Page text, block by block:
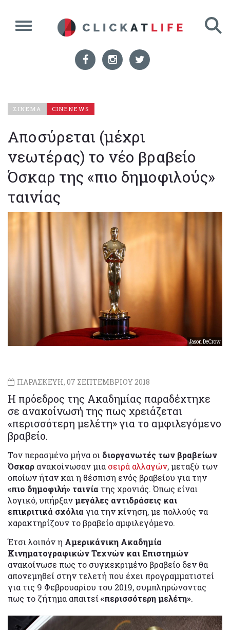
ΣΙΝΕΜΑ CINENEWS
Αποσύρεται (μέχρι
νεωτέρας) το νέο βραβείο
Όσκαρ της «πιο δημοφιλούς»
ταινίας
Jason DeCrow
ΠΑΡΑΣΚΕΥΗ, 07 ΣΕΠΤΕΜΒΡΙΟΥ 2018
Η πρόεδρος της Ακαδημίας παραδέχτηκε
σε ανακοίνωσή της πως χρειάζεται
«περισσότερη μελέτη» για το αμφιλεγόμενο
βραβείο.
Τον περασμένο μήνα οι διοργανωτές των βραβείων
Όσκαρ ανακοίνωσαν μια σειρά αλλαγών, μεταξύ των
οποίων ήταν και η θέσπιση ενός βραβείου για την
«πιο δημοφιλή» ταινία της χρονιάς. Όπως είναι
λογικό, υπήρξανμεγάλες αντιδράσεις και
επικριτικά σχόλιαγια την κίνηση, με πολλούς να
χαρακτηρίζουν το βραβείο αμφιλεγόμενο.
Έτσι λοιπόν η Αμερικάνικη Ακαδημία
Κινηματογραφικών Τεχνών και Επιστημών
ανακοίνωσε πως το συγκεκριμένο βραβείο δεν θα
απονεμηθεί στην τελετή που έχει προγραμματιστεί
για τις 9 Φεβρουαρίου του 2019, συμπληρώνοντας
πως το ζήτημα απαιτεί«περισσότερη μελέτη».